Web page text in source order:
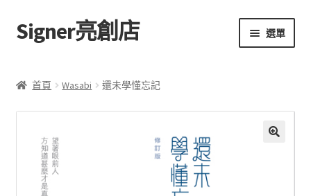
跳
至
覽
跳
至
要
容
Signer亮創店 選單
學校選書（小學）
學校選書（中學）
首頁 Wasabi 還未學懂忘記